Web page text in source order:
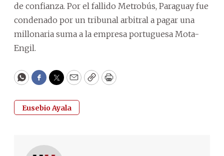
de confianza. Por el fallido Metrobús, Paraguay fue
condenado por un tribunal arbitral a pagar una
millonaria suma a la empresa portuguesa Mota-
Engil.
WhatsApp
Facebook
Twitter
EmailCopyPrint
Eusebio Ayala